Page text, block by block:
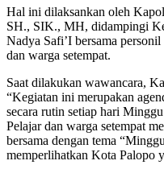
Hal ini dilaksankan oleh
SH., SIK., MH, didampingi
Nadya Safi’I bersama
dan warga setempat.
Saat dilakukan wawancara,
“Kegiatan ini merupakan
secara rutin setiap hari
Pelajar dan warga setempat
bersama dengan tema
memperlihatkan Kota Palopo